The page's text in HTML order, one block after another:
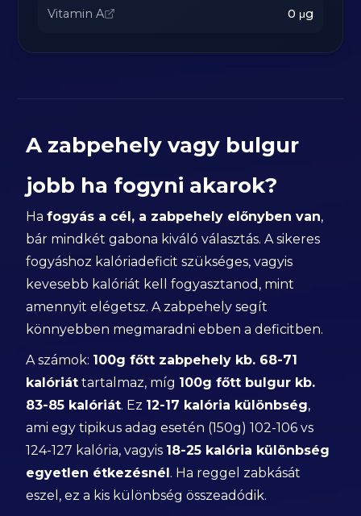
Vitamin A 0 μg
A zabpehely vagy bulgur
jobb ha fogyni akarok?
Hafogyás a cél, a zabpehely előnyben van,
bár mindkét gabona kiváló választás. A sikeres
fogyáshoz kalóriadeficit szükséges, vagyis
kevesebb kalóriát kell fogyasztanod, mint
amennyit elégetsz. A zabpehely segít
könnyebben megmaradni ebben a deficitben.
A számok: 100g főtt zabpehely kb. 68-71
kalóriát tartalmaz, míg 100g főtt bulgur kb.
83-85 kalóriát. Ez 12-17 kalória különbség,
ami egy tipikus adag esetén (150g) 102-106 vs
124-127 kalória, vagyis 18-25 kalória különbség
egyetlen étkezésnél. Ha reggel zabkását
eszel, ez a kis különbség összeadódik.